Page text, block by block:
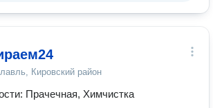
Кировский район
Прачечная, Химчистка